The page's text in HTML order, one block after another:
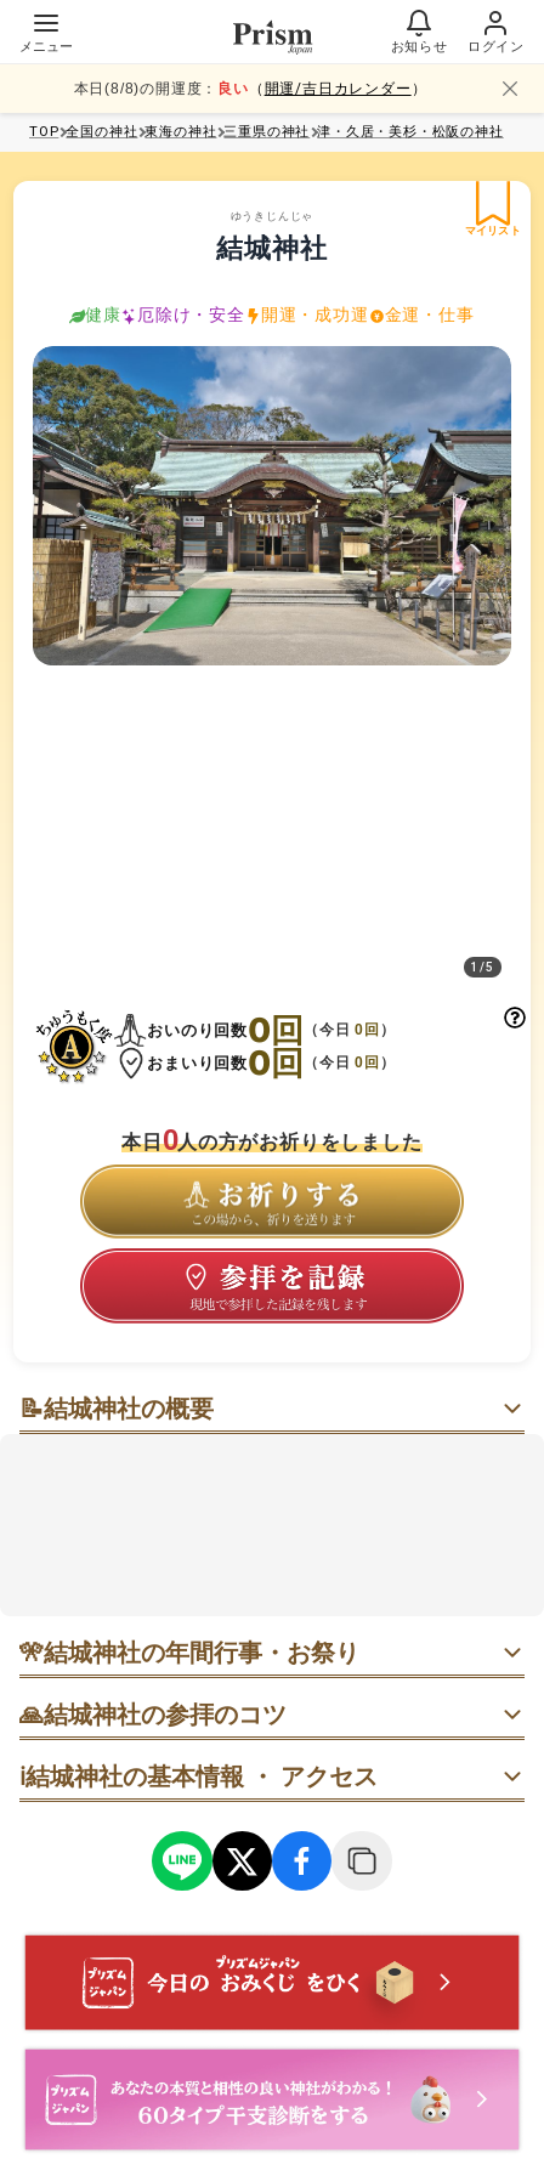
メニュー お知らせ ログイン
本日(8/8)の開運度： 良い （ 開運/吉日カレンダー ）
TOP 全国の神社 東海の神社 三重県の神社 津・久居・美杉・松阪の神社
マイリスト
ゆうきじんじゃ
結城神社
健康 厄除け・安全 開運・成功運 金運・仕事
1/5
おいのり回数0回 （今日0 回 ）
おまいり回数0回 （今日0 回 ）
本日0人の方がお祈りをしました
📝結城神社の概要
参拝後は梅苑へ回る流れが人気で、混雑を避けたいと
きは平日早朝が狙い目かもしれません。御朱印は社務
所で授与される案内があります🍀
🎌結城神社の年間行事・お祭り
・ 2月中旬〜3月中旬 梅まつり｜2025年は2月11日〜3月21
日予定。見頃は2月下旬〜3月上旬とされ、土日祝は混みや
すいので平日午前や雨の日が比較的ゆったり。観梅は期間
中のみ有料になることがあります。
🙏結城神社の参拝のコツ
梅をゆっくり見たい日は、平日午前に到着→境内散策→最
後に本殿へ、の順で回ると落ち着いて過ごしやすいです。
本殿で一礼→墓碑の前で静かに手を合わせる→梅園へ、の
順にすると気持ちが整いやすいです。
参道→拝殿→奥の梅園、の順で回り、最後に気に入った場
所へ戻って写真を撮ると満足感が上がりやすいです。
人の少ない時間を狙うなら、早めに到着→境内を一周→最
後に本殿で手を合わせる、の順がおすすめです。
ℹ️結城神社の基本情報 ・ アクセス